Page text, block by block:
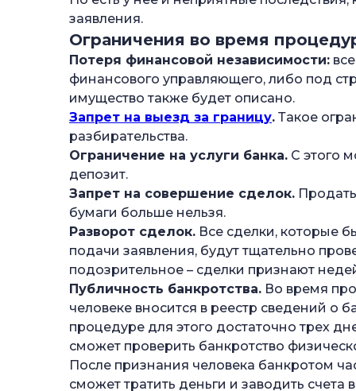
заявления.
Ограничения во время
Потеря финансовой независимости:
финансового управляющего, либо под
имущество также будет описано.
Запрет на выезд за границу. Такое
разбирательства.
Ограничение на услуги банка. С этого
депозит.
Запрет на совершение сделок.
бумаги больше нельзя.
Разворот сделок. Все сделки, которые
подачи заявления, будут тщательно
подозрительное – сделки признают
Публичность банкротства. Во время
человеке вносится в реестр сведений о
процедуре для этого достаточно трех
сможет проверить банкротство
После признания человека банкротом
сможет тратить деньги и заводить счета